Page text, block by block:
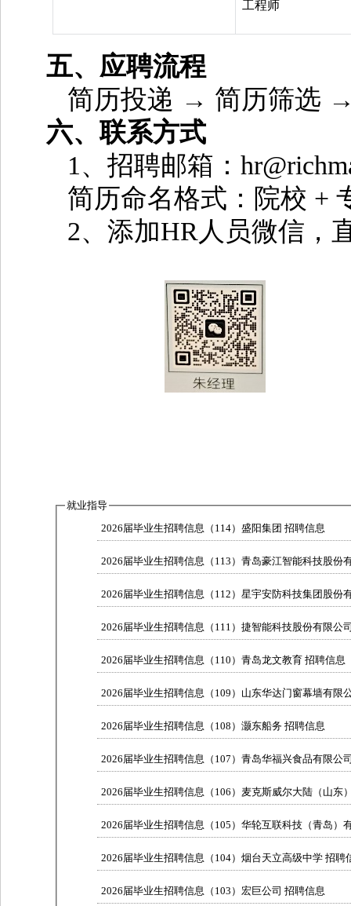
工程师
五、应聘流程
简历投递 → 简历筛选
六、联系方式
1、招聘邮箱：
简历命名格式：院校 +
2、添加HR人员微信，
就业指导
2026届毕业生招聘信息（114）盛阳集团 招聘信息
2026届毕业生招聘信息（113）青岛豪江智能科技股份
2026届毕业生招聘信息（112）星宇安防科技集团股份
2026届毕业生招聘信息（111）捷智能科技股份有限公
2026届毕业生招聘信息（110）青岛龙文教育 招聘信息
2026届毕业生招聘信息（109）山东华达门窗幕墙有限
2026届毕业生招聘信息（108）灏东船务 招聘信息
2026届毕业生招聘信息（107）青岛华福兴食品有限公
2026届毕业生招聘信息（106）麦克斯威尔大陆（山东
2026届毕业生招聘信息（105）华轮互联科技（青岛）
2026届毕业生招聘信息（104）烟台天立高级中学 招聘
2026届毕业生招聘信息（103）宏巨公司 招聘信息